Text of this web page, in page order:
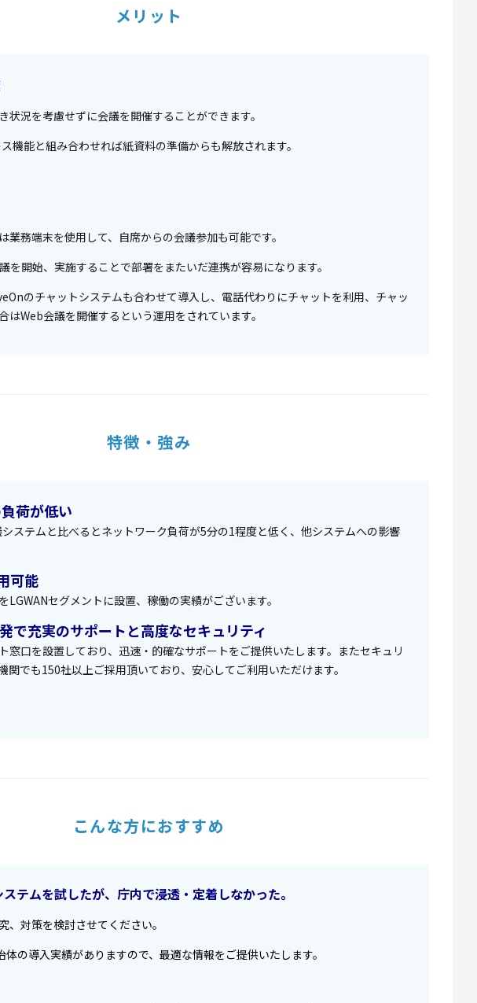
メリット
状況を考慮せずに会議を開催することができます。
機能と組み合わせれば紙資料の準備からも解放されます。
業務端末を使用して、自席からの会議参加も可能です。
を開始、実施することで部署をまたいだ連携が容易になります。
のチャットシステムも合わせて導入し、電話代わりにチャットを利用、チャッ
はWeb会議を開催するという運用をされています。
特徴・強み
荷が低い
ステムと比べるとネットワーク負荷が5分の1程度と低く、他システムへの影響
可能
LGWANセグメントに設置、稼働の実績がございます。
で充実のサポートと高度なセキュリティ
窓口を設置しており、迅速・的確なサポートをご提供いたします。またセキュリ
関でも150社以上ご採用頂いており、安心してご利用いただけます。
こんな方におすすめ
テムを試したが、庁内で浸透・定着しなかった。
対策を検討させてください。
の導入実績がありますので、最適な情報をご提供いたします。